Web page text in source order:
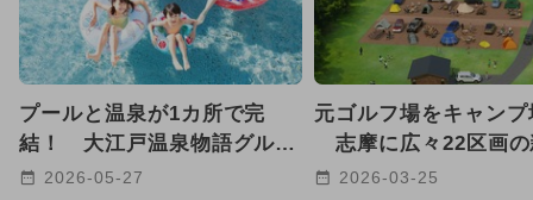
2025年8月のイベント
2025年9月のイベント
2025年3月のイベント
2024年12月のイベント
プールと温泉が1カ所で完
結！ 大江戸温泉物語グルー
プ、全国16施設で夏季プール
2026-05-27
元ゴルフ場をキャン
志摩に広々22区画の
ールド誕生、ジップ
2026-03-25